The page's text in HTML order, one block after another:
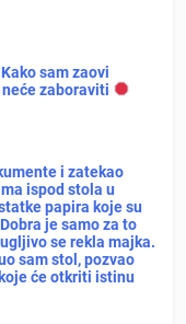
sam zaovi
zaboraviti
i zatekao
ispod stola u
papira koje su
je samo za to
se rekla majka.
sam stol, pozvao
će otkriti istinu